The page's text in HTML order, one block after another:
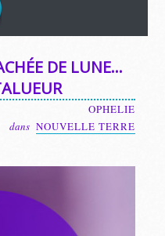
DE LUNE…
OPHELIE
dans NOUVELLE TERRE